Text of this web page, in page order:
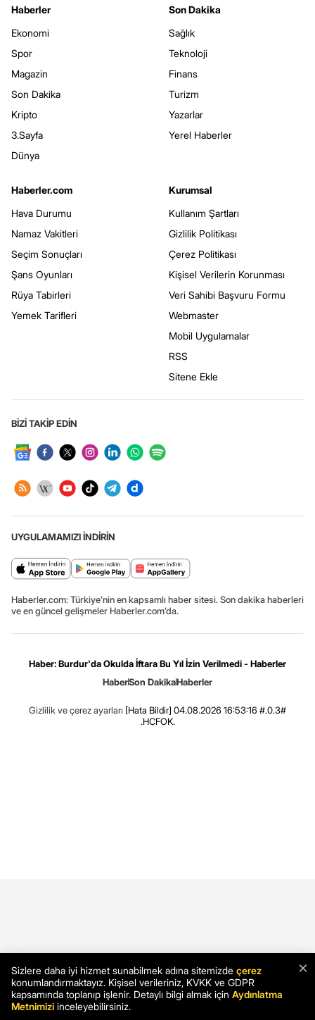
Haberler
Ekonomi
Spor
Magazin
Son Dakika
Kripto
3.Sayfa
Dünya
Son Dakika
Sağlık
Teknoloji
Finans
Turizm
Yazarlar
Yerel Haberler
Haberler.com
Hava Durumu
Namaz Vakitleri
Seçim Sonuçları
Şans Oyunları
Rüya Tabirleri
Yemek Tarifleri
Kurumsal
Kullanım Şartları
Gizlilik Politikası
Çerez Politikası
Kişisel Verilerin Korunması
Veri Sahibi Başvuru Formu
Webmaster
Mobil Uygulamalar
RSS
Sitene Ekle
BİZİ TAKİP EDİN
UYGULAMAMIZI İNDİRİN
Haberler.com: Türkiye’nin en kapsamlı haber sitesi. Son dakika haberleri
ve en güncel gelişmeler Haberler.com’da.
Haber: Burdur'da Okulda İftara Bu Yıl İzin Verilmedi - Haberler
HaberSon DakikaHaberler
Gizlilik ve çerez ayarları [Hata Bildir] 04.08.2026 16:53:16 #.0.3#
.HCFOK.
×
Sizlere daha iyi hizmet sunabilmek adına sitemizde çerez
konumlandırmaktayız. Kişisel verileriniz, KVKK ve GDPR
kapsamında toplanıp işlenir. Detaylı bilgi almak için Aydınlatma
Metnimizi inceleyebilirsiniz.